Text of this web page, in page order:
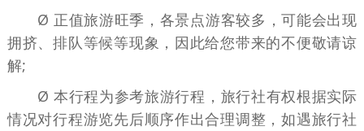
Ø 正值旅游旺季，各景点游客较多，可能会出现
拥挤、排队等候等现象，因此给您带来的不便敬请谅
解;
Ø 本行程为参考旅游行程，旅行社有权根据实际
情况对行程游览先后顺序作出合理调整，如遇旅行社